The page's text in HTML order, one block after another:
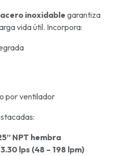
acero inoxidable garantiza
vida útil. Incorpora:
por ventilador
NPT hembra
lps (48 – 198 lpm)